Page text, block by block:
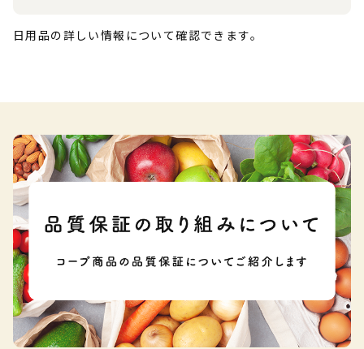
日用品の詳しい情報について確認できます。